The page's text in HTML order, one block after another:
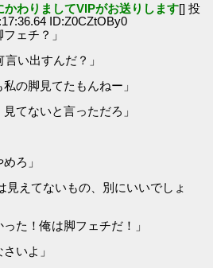
かわりましてVIPがお送りします[] 投
ID:Z0CZtOBy0
ェチ？」
い出すんだ？」
の脚見てたもんねー」
てないと言っただろ」
ろ」
見えてないもの、別にいいでしょ
た！俺は脚フェチだ！」
いよ」